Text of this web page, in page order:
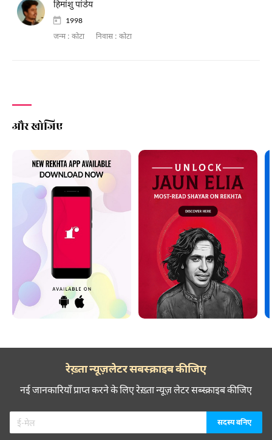
हिमांशु पांडेय
1998
जन्म : कोटा निवास : कोटा
और खोजिए
रेख़्ता न्यूज़लेटर सबस्क्राइब कीजिए
नई जानकारियाँ प्राप्त करने के लिए रेख़्ता न्यूज़ लेटर सब्स्क्राइब कीजिए